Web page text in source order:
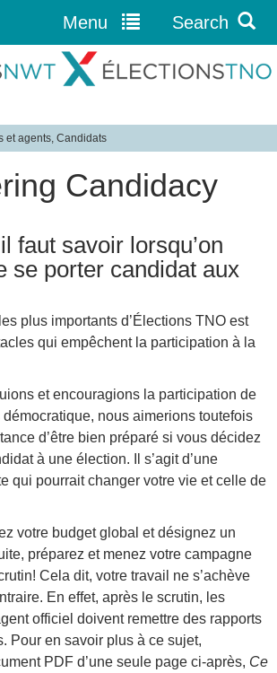
Jump to navigation
Menu Search
et agents, Candidats
Candidacy
faut savoir lorsqu’on
se porter candidat aux
plus importants d’Élections TNO est
qui empêchent la participation à la
et encouragions la participation de
nous aimerions toutefois
d’être bien préparé si vous décidez
à une élection. Il s’agit d’une
qui pourrait changer votre vie et celle de
votre budget global et désignez un
préparez et menez votre campagne
Cela dit, votre travail ne s’achève
En effet, après le scrutin, les
officiel doivent remettre des rapports
Pour en savoir plus à ce sujet,
PDF d’une seule page ci-après, Ce